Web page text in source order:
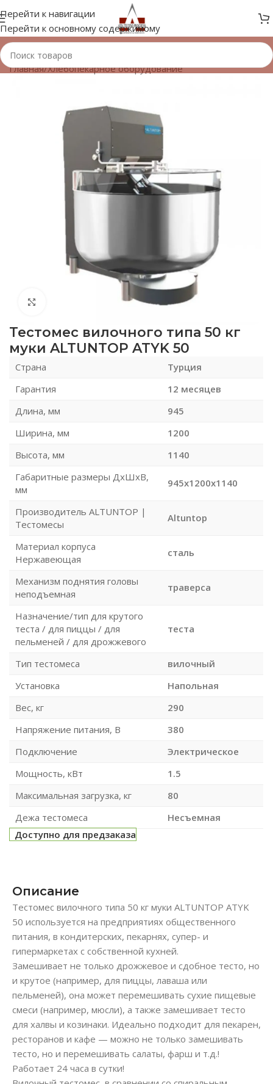
Перейти к навигации
Перейти к основному содержимому
Главная/Хлебопекарное оборудование
Нажмите, чтобы увеличить
Тестомес вилочного типа 50 кг
муки ALTUNTOP ATYK 50
Страна
Турция
Гарантия
12 месяцев
Длина, мм
945
Ширина, мм
1200
Высота, мм
1140
Габаритные размеры ДхШхВ,
мм
945x1200x1140
Производитель ALTUNTOP |
Тестомесы
Altuntop
Материал корпуса
Нержавеющая
сталь
Механизм поднятия головы
неподъемная
траверса
Назначение/тип для крутого
теста / для пиццы / для
пельменей / для дрожжевого
теста
Тип тестомеса
вилочный
Установка
Напольная
Вес, кг
290
Напряжение питания, В
380
Подключение
Электрическое
Мощность, кВт
1.5
Максимальная загрузка, кг
80
Дежа тестомеса
Несъемная
Доступно для предзаказа
Описание
Тестомес вилочного типа 50 кг муки ALTUNTOP ATYK
50 используется на предприятиях общественного
питания, в кондитерских, пекарнях, супер- и
гипермаркетах с собственной кухней.
Замешивает не только дрожжевое и сдобное тесто, но
и крутое (например, для пиццы, лаваша или
пельменей), она может перемешивать сухие пищевые
смеси (например, мюсли), а также замешивает тесто
для халвы и козинаки. Идеально подходит для пекарен,
ресторанов и кафе — можно не только замешивать
тесто, но и перемешивать салаты, фарш и т.д.!
Работает 24 часа в сутки!